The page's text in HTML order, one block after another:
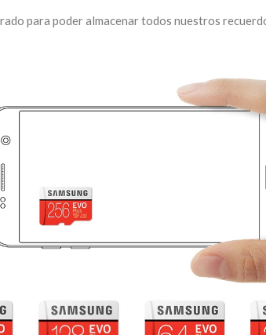
para poder almacenar todos nuestros